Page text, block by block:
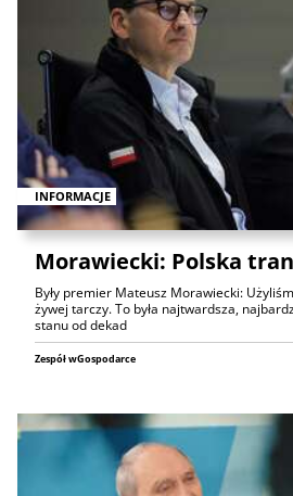
INFORMACJE
Morawiecki: Polska
Były premier Mateusz Morawiecki:
żywej tarczy. To była najtwardsza,
stanu od dekad
Zespół wGospodarce